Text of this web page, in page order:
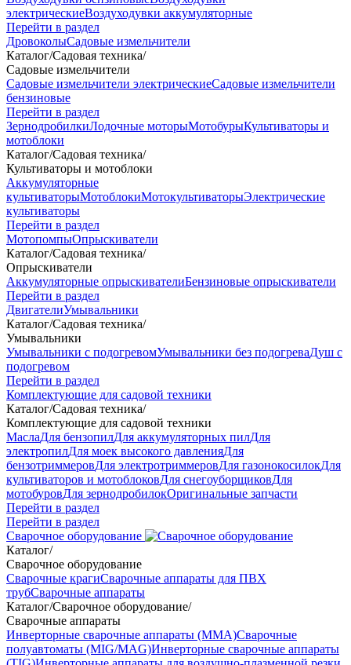
электрическиеВоздуходувки аккумуляторные
Перейти в раздел
ДровоколыСадовые измельчители
Каталог/Садовая техника/
Садовые измельчители
Садовые измельчители электрическиеСадовые измельчители
бензиновые
Перейти в раздел
ЗернодробилкиЛодочные моторыМотобурыКультиваторы и
мотоблоки
Каталог/Садовая техника/
Культиваторы и мотоблоки
Аккумуляторные
культиваторыМотоблокиМотокультиваторыЭлектрические
культиваторы
Перейти в раздел
МотопомпыОпрыскиватели
Каталог/Садовая техника/
Опрыскиватели
Аккумуляторные опрыскивателиБензиновые опрыскиватели
Перейти в раздел
ДвигателиУмывальники
Каталог/Садовая техника/
Умывальники
Умывальники с подогревомУмывальники без подогреваДуш с
подогревом
Перейти в раздел
Комплектующие для садовой техники
Каталог/Садовая техника/
Комплектующие для садовой техники
МаслаДля бензопилДля аккумуляторных пилДля
электропилДля моек высокого давленияДля
бензотриммеровДля электротриммеровДля газонокосилокДля
культиваторов и мотоблоковДля снегоуборщиковДля
мотобуровДля зернодробилокОригинальные запчасти
Перейти в раздел
Перейти в раздел
Сварочное оборудование
Каталог/
Сварочное оборудование
Сварочные крагиСварочные аппараты для ПВХ
трубСварочные аппараты
Каталог/Сварочное оборудование/
Сварочные аппараты
Инверторные сварочные аппараты (ММА)Сварочные
полуавтоматы (MIG/MAG)Инверторные сварочные аппараты